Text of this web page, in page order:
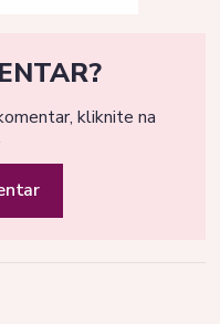
kliknite na